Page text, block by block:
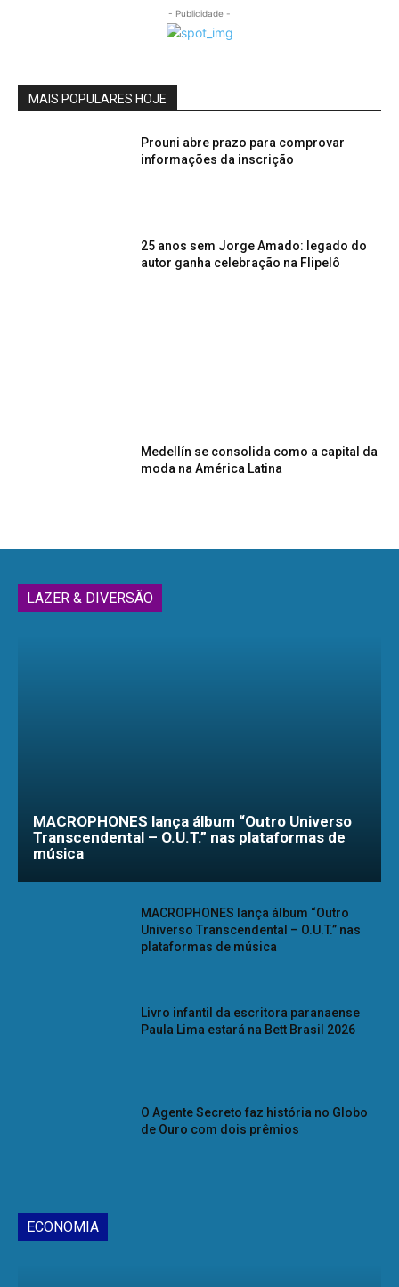
- Publicidade -
MAIS POPULARES HOJE
Prouni abre prazo para comprovar
informações da inscrição
25 anos sem Jorge Amado: legado do
autor ganha celebração na Flipelô
Medellín se consolida como a capital da
moda na América Latina
LAZER & DIVERSÃO
MACROPHONES lança álbum “Outro Universo
Transcendental – O.U.T.” nas plataformas de
música
MACROPHONES lança álbum “Outro
Universo Transcendental – O.U.T.” nas
plataformas de música
Livro infantil da escritora paranaense
Paula Lima estará na Bett Brasil 2026
O Agente Secreto faz história no Globo
de Ouro com dois prêmios
ECONOMIA